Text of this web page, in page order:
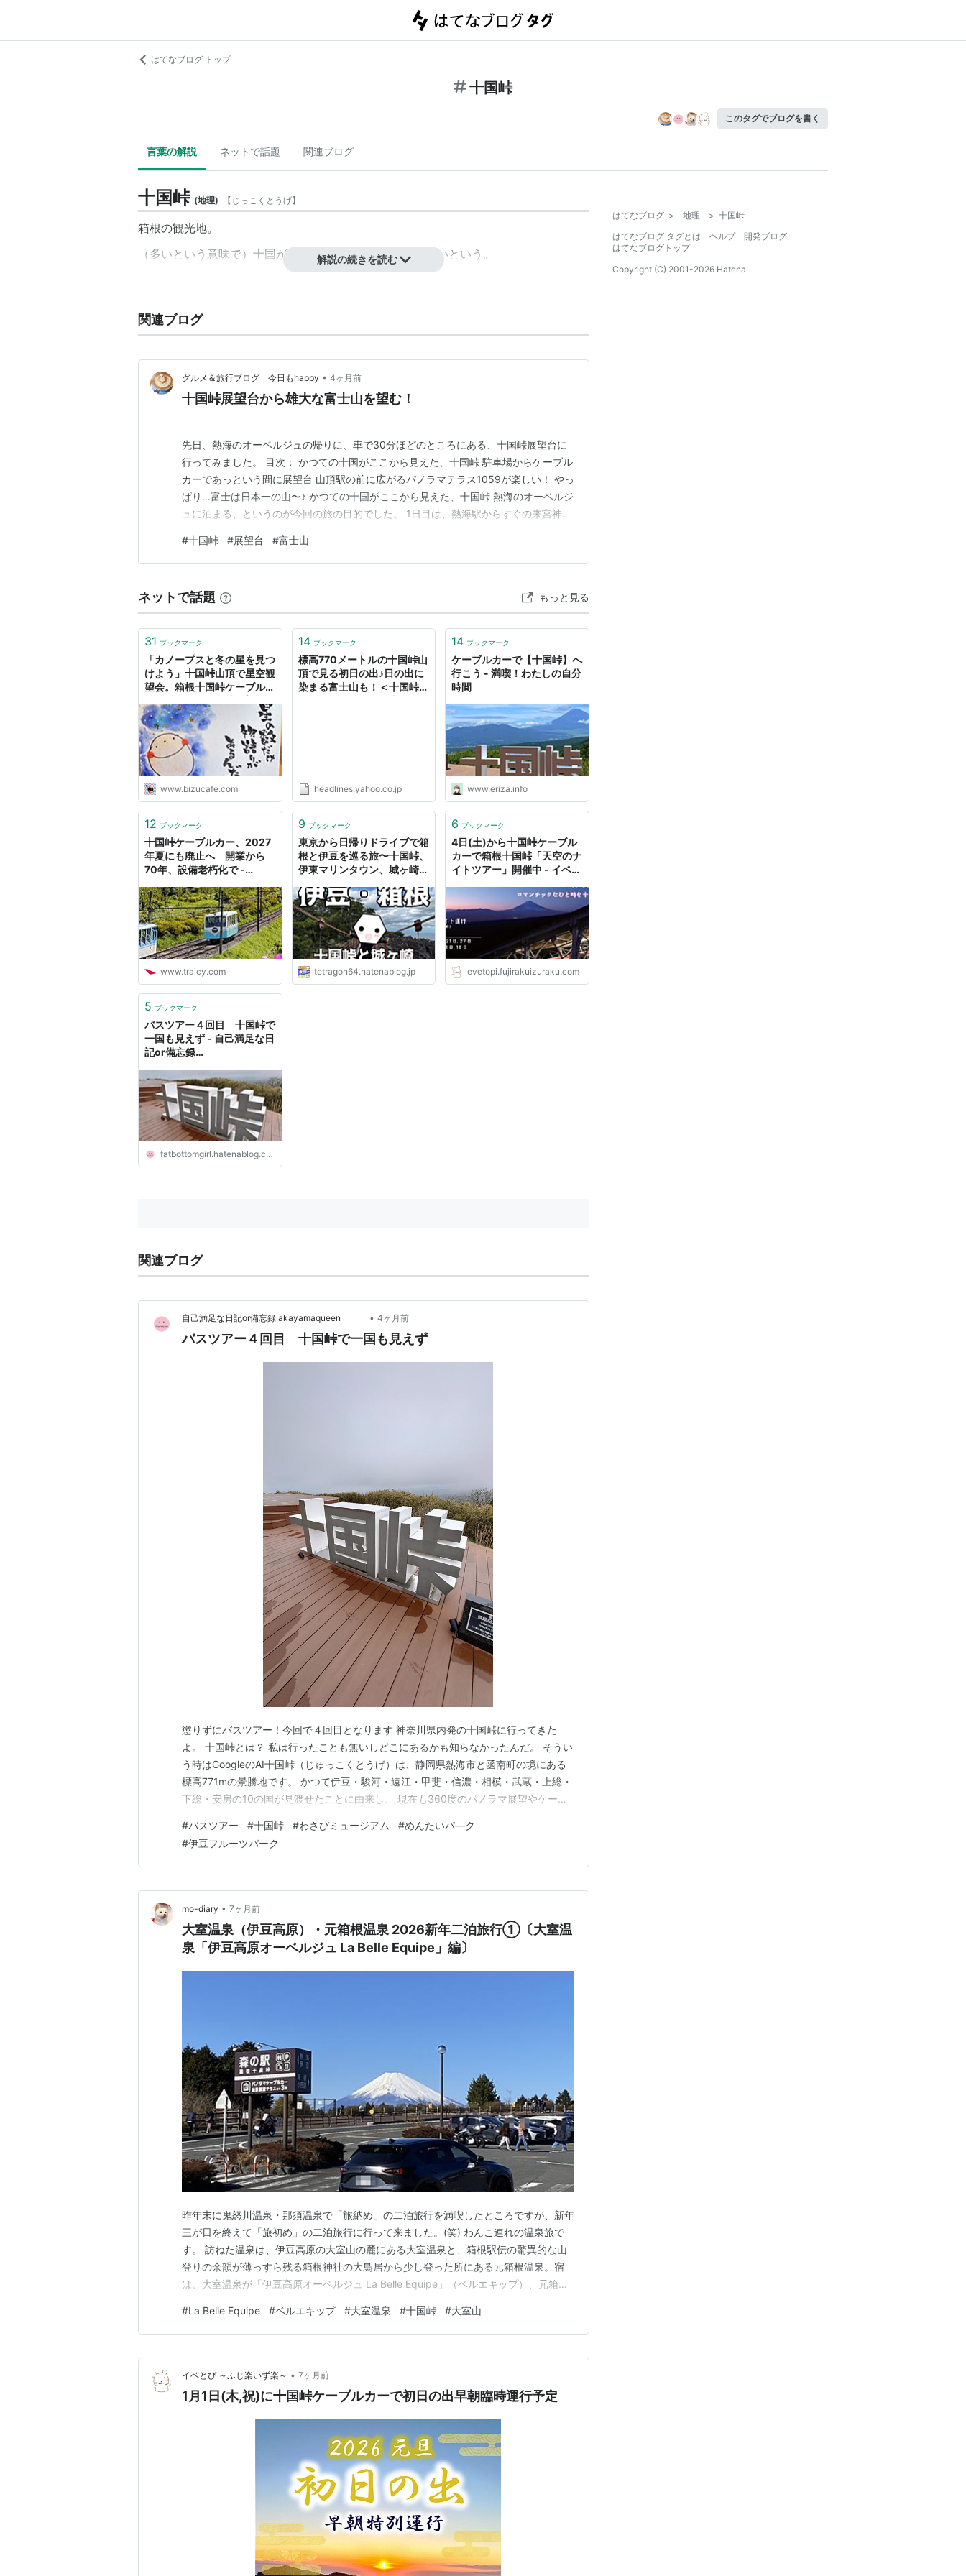
はてなブログ トップ
十国峠
このタグでブログを書く
言葉の解説 ネットで話題 関連ブログ
十国峠 (地理) 【 じっこくとうげ】
箱根の観光地。
（多いという意味で）十国が見渡せるというほど眺望がよいという。
解説の続きを読む
関連ブログ
グルメ＆旅行ブログ 今日もhappy • 4ヶ月前
十国峠展望台から雄大な富士山を望む！
先日、熱海のオーベルジュの帰りに、車で30分ほどのところにある、十国峠展望台に
行ってみました。 目次： かつての十国がここから見えた、十国峠 駐車場からケーブル
カーであっという間に展望台 山頂駅の前に広がるパノラマテラス1059が楽しい！ やっ
ぱり…富士は日本一の山〜♪ かつての十国がここから見えた、十国峠 熱海のオーベルジ
ュに泊まる、というのが今回の旅の目的でした。 1日目は、熱海駅からすぐの来宮神社
いと、ここから富士山が見えるのだ！ 4年前に、強羅に宿泊して、箱根ロープウェイで
大涌谷へ向かいました。 大涌谷から…
#十国峠 #展望台 #富士山
ネットで話題 もっと見る
31 ブックマーク
「カノープスと冬の星を見つ
けよう」十国峠山頂で星空観
望会。箱根十国峠ケーブルカ
GalleryBizu
www.bizucafe.com
14 ブックマーク
標高770メートルの十国峠山
頂で見る初日の出♪日の出に
染まる富士山も！＜十国峠ケ
headlines.yahoo.co.jp
14 ブックマーク
ケーブルカーで【十国峠】へ
行こう - 満喫！わたしの自分
時間
www.eriza.info
12 ブックマーク
十国峠ケーブルカー、2027
年夏にも廃止へ 開業から
70年、設備老朽化で -
www.traicy.com
9 ブックマーク
東京から日帰りドライブで箱
根と伊豆を巡る旅〜十国峠、
伊東マリンタウン、城ヶ崎海
トたちのにっきちょう
tetragon64.hatenablog.jp
6 ブックマーク
4日(土)から十国峠ケーブル
カーで箱根十国峠「天空のナ
イトツアー」開催中 - イベと
evetopi.fujirakuizuraku.com
5 ブックマーク
バスツアー４回目 十国峠で
一国も見えず - 自己満足な日
記or備忘録
fatbottomgirl.hatenablog.com
関連ブログ
自己満足な日記or備忘録 akayamaqueen • 4ヶ月前
バスツアー４回目 十国峠で一国も見えず
懲りずにバスツアー！今回で４回目となります 神奈川県内発の十国峠に行ってきた
よ。 十国峠とは？ 私は行ったことも無いしどこにあるかも知らなかったんだ。 そうい
う時はGoogleのAI十国峠（じゅっこくとうげ）は、静岡県熱海市と函南町の境にある
標高771mの景勝地です。 かつて伊豆・駿河・遠江・甲斐・信濃・相模・武蔵・上総・
下総・安房の10の国が見渡せたことに由来し、 現在も360度のパノラマ展望やケーブ
ってありがたい。 ７：５０大船駅出 １０：００十国峠 １２：００伊豆フルーツパーク
にて昼食・いちご狩り １３：４０…
#バスツアー #十国峠 #わさびミュージアム #めんたいパ―ク
#伊豆フルーツパーク
mo-diary • 7ヶ月前
大室温泉（伊豆高原）・元箱根温泉 2026新年二泊旅行①〔大室温
泉「伊豆高原オーベルジュ La Belle Equipe」編〕
昨年末に鬼怒川温泉・那須温泉で「旅納め」の二泊旅行を満喫したところですが、新年
三が日を終えて「旅初め」の二泊旅行に行って来ました。(笑) わんこ連れの温泉旅で
す。 訪ねた温泉は、伊豆高原の大室山の麓にある大室温泉と、箱根駅伝の驚異的な山
登りの余韻が薄っすら残る箱根神社の大鳥居から少し登った所にある元箱根温泉。宿
は、大室温泉が「伊豆高原オーベルジュ La Belle Equipe」（ベルエキップ）、元箱根
宿がある伊豆高原でも最高級宿のひとつで、「（ももを連れて）一度は泊まってみた
い」と思っていた宿。「VIALA箱根…
#La Belle Equipe #ベルエキップ #大室温泉 #十国峠 #大室山
イベとぴ ～ふじ楽いず楽～ • 7ヶ月前
1月1日(木,祝)に十国峠ケーブルカーで初日の出早朝臨時運行予定
はてなブログ > 地理 > 十国峠
はてなブログ タグとは
ヘルプ
開発ブログ
はてなブログトップ
Copyright (C) 2001-2026 Hatena.